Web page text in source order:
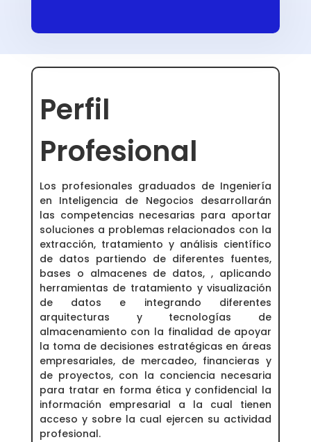
Perfil
Profesional
Los profesionales graduados de Ingeniería
en Inteligencia de Negocios desarrollarán
las competencias necesarias para aportar
soluciones a problemas relacionados con la
extracción, tratamiento y análisis científico
de datos partiendo de diferentes fuentes,
bases o almacenes de datos, , aplicando
herramientas de tratamiento y visualización
de datos e integrando diferentes
arquitecturas y tecnologías de
almacenamiento con la finalidad de apoyar
la toma de decisiones estratégicas en áreas
empresariales, de mercadeo, financieras y
de proyectos, con la conciencia necesaria
para tratar en forma ética y confidencial la
información empresarial a la cual tienen
acceso y sobre la cual ejercen su actividad
profesional.